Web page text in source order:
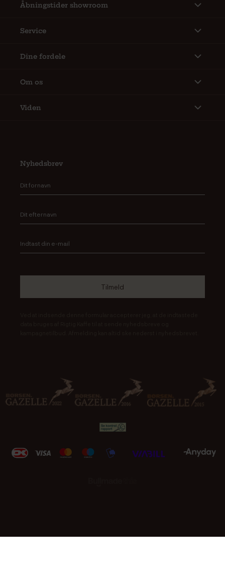
Åbningstider showroom
Service
Dine fordele
Om os
Viden
Nyhedsbrev